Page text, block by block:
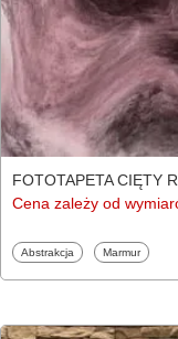
FOTOTAPETA CIĘTY
Cena zależy od
Fototapety
Abstrakcja Fototapety
Marmur